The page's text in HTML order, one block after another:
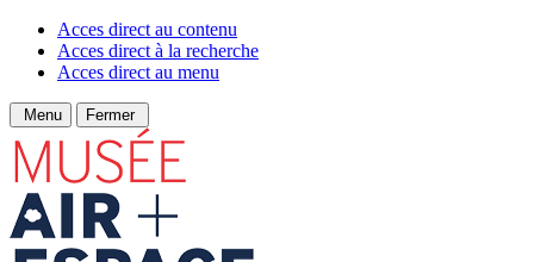
Acces direct au contenu
Acces direct à la recherche
Acces direct au menu
Menu Fermer